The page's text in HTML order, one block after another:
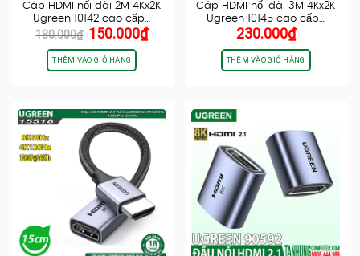
Cáp HDMI nối dài 2M 4Kx2K
Ugreen 10142 cao cấp…
180.000₫ Giá
gốc
là:
180.000₫.
150.000₫Giá
THÊM VÀO GIỎ HÀNG
Cáp HDMI nối dài 3M 4Kx2K
Ugreen 10145 cao cấp…
230.000₫
THÊM VÀO GIỎ HÀNG